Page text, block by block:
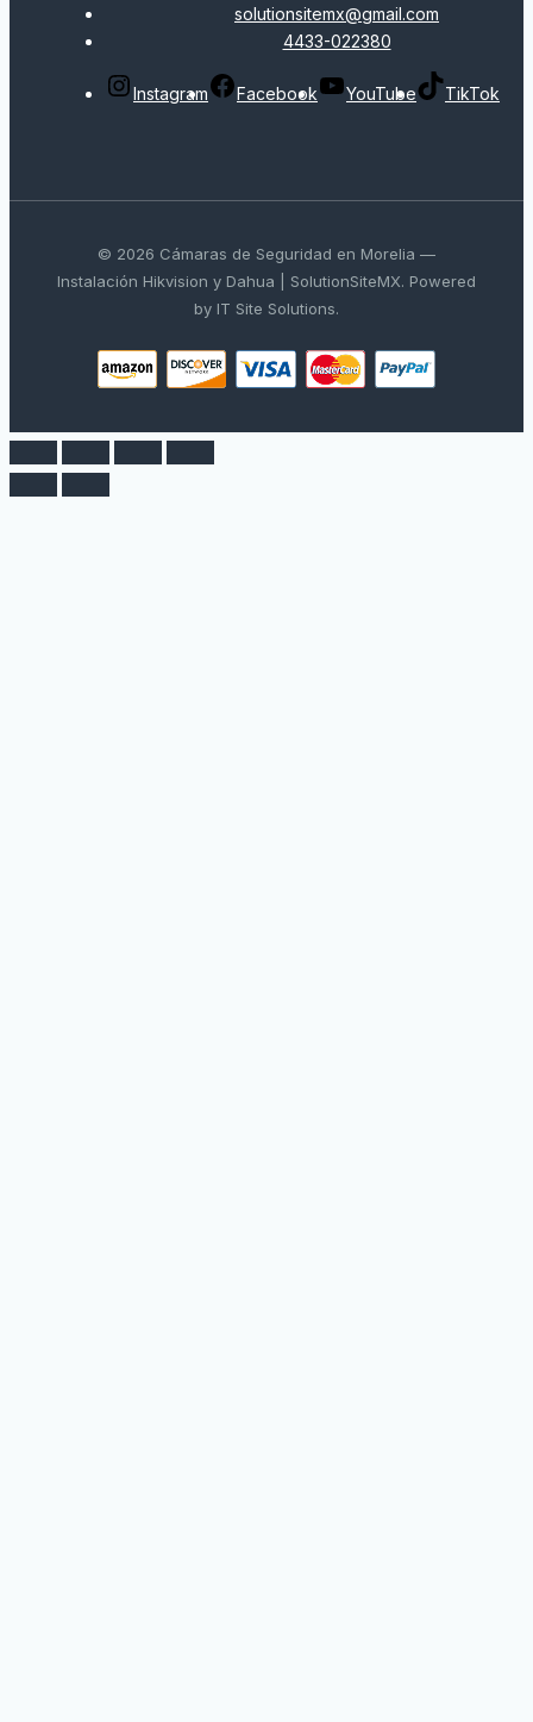
solutionsitemx@gmail.com
4433-022380
Instagram Facebook YouTube TikTok
© 2026 Cámaras de Seguridad en Morelia —
Instalación Hikvision y Dahua | SolutionSiteMX. Powered
by IT Site Solutions.